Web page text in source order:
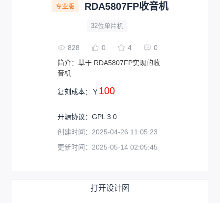
专业版 RDA5807FP收音机
32位单片机
828 0 4
0
简介： 基于 RDA5807FP实现的收
音机
复刻成本： ￥ 100
开源协议： GPL 3.0
创建时间： 2025-04-26 11:05:23
更新时间： 2025-05-14 02:05:45
打开设计图